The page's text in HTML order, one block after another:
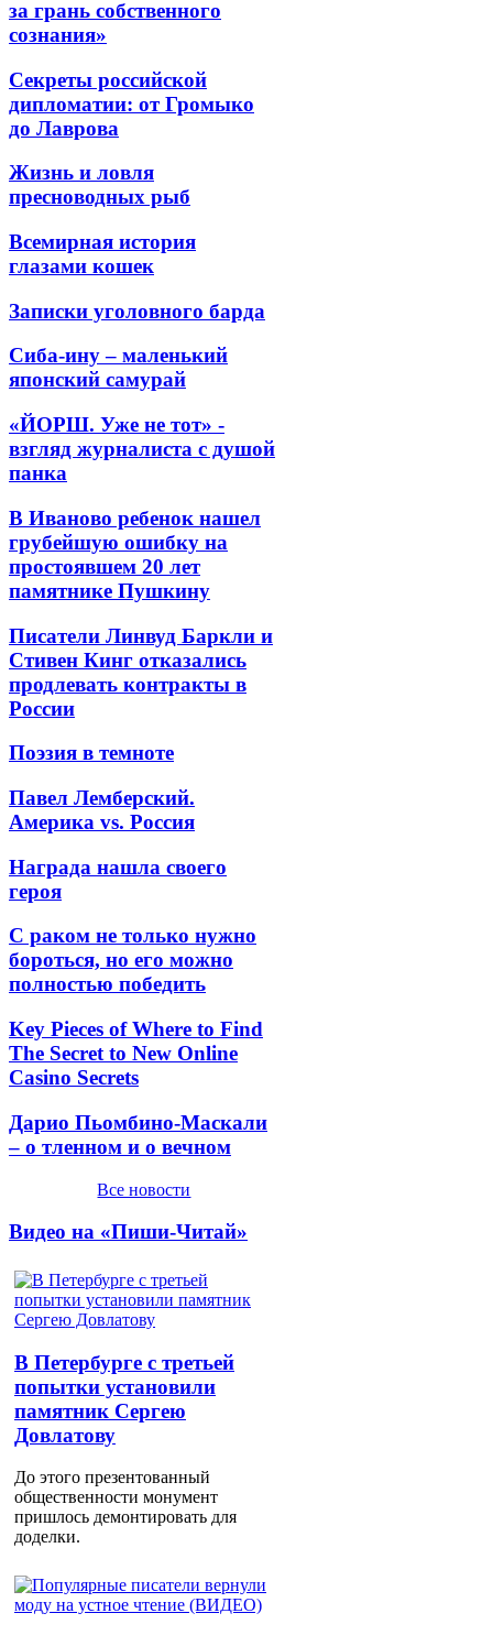
за грань собственного
сознания»
Секреты российской
дипломатии: от Громыко
до Лаврова
Жизнь и ловля
пресноводных рыб
Всемирная история
глазами кошек
Записки уголовного барда
Сиба-ину – маленький
японский самурай
«ЙОРШ. Уже не тот» -
взгляд журналиста с душой
панка
В Иваново ребенок нашел
грубейшую ошибку на
простоявшем 20 лет
памятнике Пушкину
Писатели Линвуд Баркли и
Стивен Кинг отказались
продлевать контракты в
России
Поэзия в темноте
Павел Лемберский.
Америка vs. Россия
Награда нашла своего
героя
С раком не только нужно
бороться, но его можно
полностью победить
Key Pieces of Where to Find
The Secret to New Online
Casino Secrets
Дарио Пьомбино-Маскали
– о тленном и о вечном
Все новости
Видео на «Пиши-Читай»
В Петербурге с третьей
попытки установили
памятник Сергею
Довлатову
До этого презентованный
общественности монумент
пришлось демонтировать для
доделки.